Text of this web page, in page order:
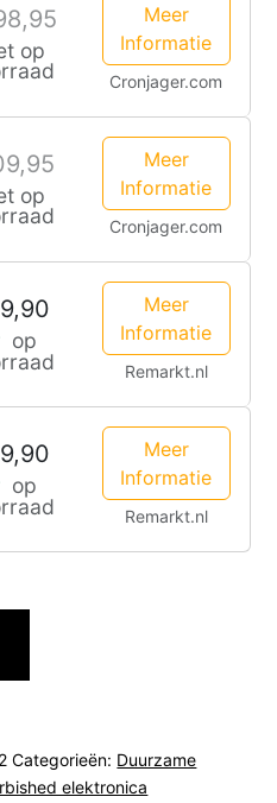
op
Meer
Informatie
Cronjager.com
op
Meer
Informatie
Cronjager.com
op
Meer
Informatie
Remarkt.nl
op
Meer
Informatie
Remarkt.nl
Categorieën: Duurzame
elektronica